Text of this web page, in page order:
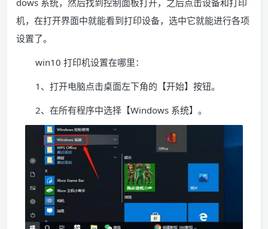
dows 系统，然后找到控制面板打开，之后点击设备和打印
机，在打开界面中就能看到打印设备，选中它就能进行各项
设置了。
win10 打印机设置在哪里：
1、打开电脑点击桌面左下角的【开始】按钮。
2、在所有程序中选择【Windows 系统】。